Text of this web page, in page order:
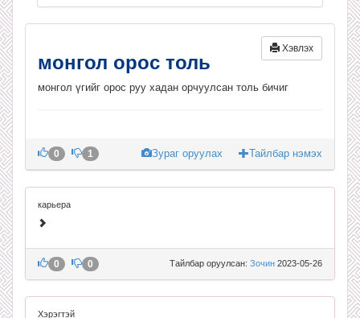
Хэвлэх
монгол орос толь
монгол үгийг орос руу хадан орчуулсан толь бичиг
Зураг оруулах Тайлбар нэмэх
0 1
карьера
Тайлбар оруулсан: Зочин 2023-05-26
0 0
Хэрэгтэй